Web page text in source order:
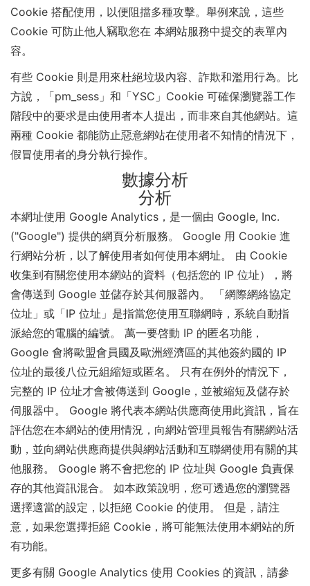
Cookie 搭配使用，以便阻擋多種攻擊。舉例來說，這些
Cookie 可防止他人竊取您在 本網站服務中提交的表單內
容。
有些 Cookie 則是用來杜絕垃圾內容、詐欺和濫用行為。比
方說，「pm_sess」和「YSC」Cookie 可確保瀏覽器工作
階段中的要求是由使用者本人提出，而非來自其他網站。這
兩種 Cookie 都能防止惡意網站在使用者不知情的情況下，
假冒使用者的身分執行操作。
數據分析
分析
本網址使用 Google Analytics，是一個由 Google, Inc.
("Google") 提供的網頁分析服務。 Google 用 Cookie 進
行網站分析，以了解使用者如何使用本網址。 由 Cookie
收集到有關您使用本網站的資料（包括您的 IP 位址），將
會傳送到 Google 並儲存於其伺服器內。 「網際網絡協定
位址」或「IP 位址」是指當您使用互聯網時，系統自動指
派給您的電腦的編號。 萬一要啓動 IP 的匿名功能，
Google 會將歐盟會員國及歐洲經濟區的其他簽約國的 IP
位址的最後八位元組縮短或匿名。 只有在例外的情況下，
完整的 IP 位址才會被傳送到 Google，並被縮短及儲存於
伺服器中。 Google 將代表本網站供應商使用此資訊，旨在
評估您在本網站的使用情況，向網站管理員報告有關網站活
動，並向網站供應商提供與網站活動和互聯網使用有關的其
他服務。 Google 將不會把您的 IP 位址與 Google 負責保
存的其他資訊混合。 如本政策說明，您可透過您的瀏覽器
選擇適當的設定，以拒絕 Cookie 的使用。 但是，請注
意，如果您選擇拒絕 Cookie，將可能無法使用本網站的所
有功能。
更多有關 Google Analytics 使用 Cookies 的資訊，請參